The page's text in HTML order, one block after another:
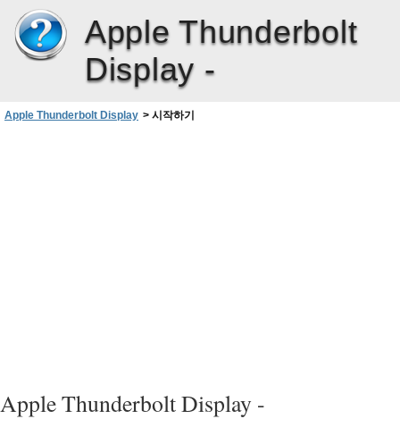
Apple Thunderbolt
Display -
Apple Thunderbolt Display > 시작하기
Apple Thunderbolt Display -